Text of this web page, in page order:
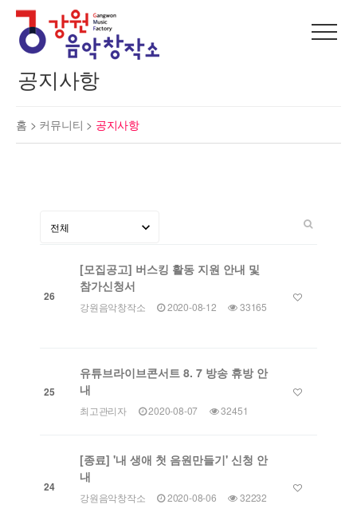
공지사항
홈 > 커뮤니티 > 공지사항
26
[모집공고] 버스킹 활동 지원 안내 및
참가신청서
강원음악창작소 2020-08-12 33165
25
유튜브라이브콘서트 8. 7 방송 휴방 안
내
최고관리자 2020-08-07 32451
24
[종료] '내 생애 첫 음원만들기' 신청 안
내
강원음악창작소 2020-08-06 32232